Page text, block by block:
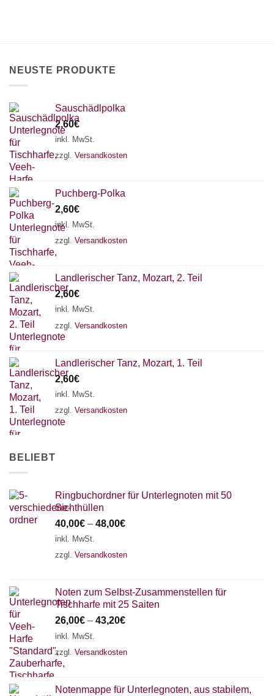
NEUSTE PRODUKTE
Sauschädlpolka
2,60€
inkl. MwSt.
zzgl. Versandkosten
Puchberg-Polka
2,60€
inkl. MwSt.
zzgl. Versandkosten
Landlerischer Tanz, Mozart, 2. Teil
2,60€
inkl. MwSt.
zzgl. Versandkosten
Landlerischer Tanz, Mozart, 1. Teil
2,60€
inkl. MwSt.
zzgl. Versandkosten
BELIEBT
Ringbuchordner für Unterlegnoten mit 50
Sichthüllen
40,00€ – 48,00€
inkl. MwSt.
zzgl. Versandkosten
Noten zum Selbst-Zusammenstellen für
Tischharfe mit 25 Saiten
26,00€ – 43,20€
inkl. MwSt.
zzgl. Versandkosten
Notenmappe für Unterlegnoten, aus stabilem,
Chat Support
18 SAITEN 21 SAITEN